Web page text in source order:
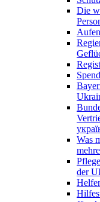
Die
Was
der